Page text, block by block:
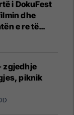
i DokuFest
dhe
e re të
zgjedhje
piknik